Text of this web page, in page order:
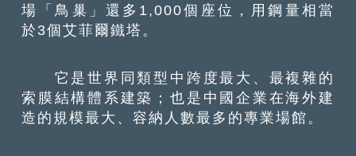
場「鳥巢」還多1,000個座位，用鋼量相當
於3個艾菲爾鐵塔。
它是世界同類型中跨度最大、最複雜的
索膜結構體系建築；也是中國企業在海外建
造的規模最大、容納人數最多的專業場館。